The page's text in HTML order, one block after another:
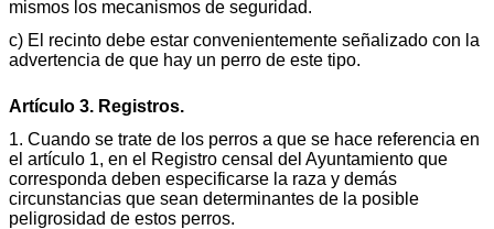
mismos los mecanismos de seguridad.
c) El recinto debe estar convenientemente señalizado con la
advertencia de que hay un perro de este tipo.
Artículo 3. Registros.
1. Cuando se trate de los perros a que se hace referencia en
el artículo 1, en el Registro censal del Ayuntamiento que
corresponda deben especificarse la raza y demás
circunstancias que sean determinantes de la posible
peligrosidad de estos perros.